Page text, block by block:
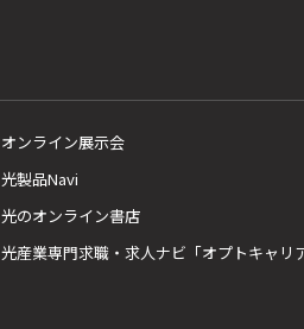
オンライン展示会
光製品Navi
光のオンライン書店
光産業専門求職・求人ナビ「オプトキャリ